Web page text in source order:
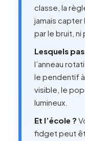
classe, la
jamais capter
par le bruit, ni
Lesquels
l’anneau
le pendentif
visible, le
lumineux.
Et l’école ?
fidget peut